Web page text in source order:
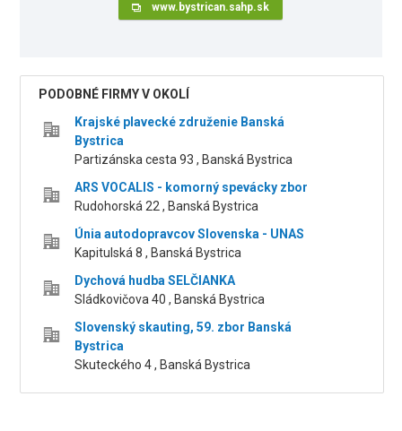
www.bystrican.sahp.sk
PODOBNÉ FIRMY V OKOLÍ
Krajské plavecké združenie Banská
Bystrica
Partizánska cesta 93 , Banská Bystrica
ARS VOCALIS - komorný spevácky zbor
Rudohorská 22 , Banská Bystrica
Únia autodopravcov Slovenska - UNAS
Kapitulská 8 , Banská Bystrica
Dychová hudba SELČIANKA
Sládkovičova 40 , Banská Bystrica
Slovenský skauting, 59. zbor Banská
Bystrica
Skuteckého 4 , Banská Bystrica